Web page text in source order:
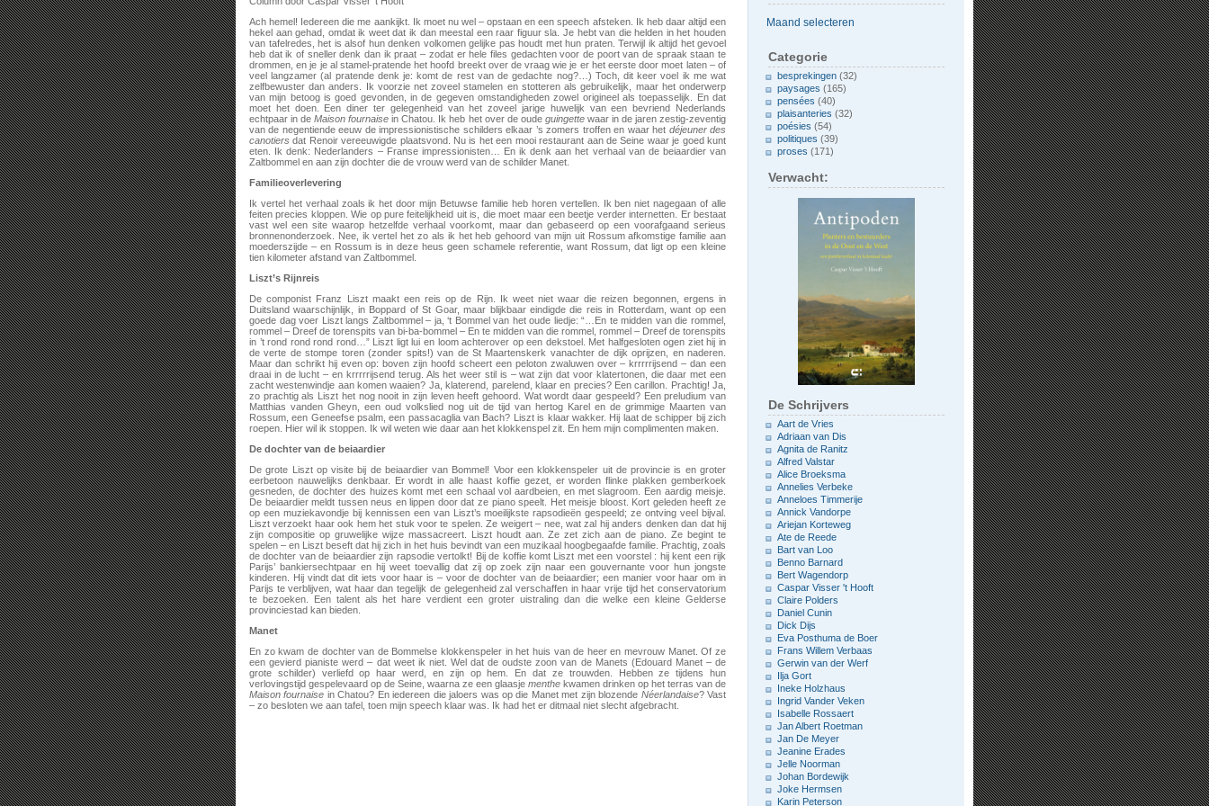
Ach hemel! Iedereen die me aankijkt. Ik moet nu wel – opstaan en een speech afsteken. Ik heb daar altijd een
hekel aan gehad, omdat ik weet dat ik dan meestal een raar figuur sla. Je hebt van die helden in het houden
van tafelredes, het is alsof hun denken volkomen gelijke pas houdt met hun praten. Terwijl ik altijd het gevoel
heb dat ik of sneller denk dan ik praat – zodat er hele files gedachten voor de poort van de spraak staan te
drommen, en je je al stamel-pratende het hoofd breekt over de vraag wie je er het eerste door moet laten – of
veel langzamer (al pratende denk je: komt de rest van de gedachte nog?…) Toch, dit keer voel ik me wat
zelfbewuster dan anders. Ik voorzie net zoveel stamelen en stotteren als gebruikelijk, maar het onderwerp
van mijn betoog is goed gevonden, in de gegeven omstandigheden zowel origineel als toepasselijk. En dat
moet het doen. Een diner ter gelegenheid van het zoveel jarige huwelijk van een bevriend Nederlands
echtpaar in de Maison fournaise in Chatou. Ik heb het over de oude guingettewaar in de jaren zestig-zeventig
van de negentiende eeuw de impressionistische schilders elkaar ’s zomers troffen en waar het déjeuner des
canotiers dat Renoir vereeuwigde plaatsvond. Nu is het een mooi restaurant aan de Seine waar je goed kunt
eten. Ik denk: Nederlanders – Franse impressionisten… En ik denk aan het verhaal van de beiaardier van
Zaltbommel en aan zijn dochter die de vrouw werd van de schilder Manet.
Familieoverlevering
Ik vertel het verhaal zoals ik het door mijn Betuwse familie heb horen vertellen. Ik ben niet nagegaan of alle
feiten precies kloppen. Wie op pure feitelijkheid uit is, die moet maar een beetje verder internetten. Er bestaat
vast wel een site waarop hetzelfde verhaal voorkomt, maar dan gebaseerd op een voorafgaand serieus
bronnenonderzoek. Nee, ik vertel het zo als ik het heb gehoord van mijn uit Rossum afkomstige familie aan
moederszijde – en Rossum is in deze heus geen schamele referentie, want Rossum, dat ligt op een kleine
tien kilometer afstand van Zaltbommel.
Liszt’s Rijnreis
De componist Franz Liszt maakt een reis op de Rijn. Ik weet niet waar die reizen begonnen, ergens in
Duitsland waarschijnlijk, in Boppard of St Goar, maar blijkbaar eindigde die reis in Rotterdam, want op een
goede dag voer Liszt langs Zaltbommel – ja, ‘t Bommel van het oude liedje: “…En te midden van die rommel,
rommel – Dreef de torenspits van bi-ba-bommel – En te midden van die rommel, rommel – Dreef de torenspits
in ’t rond rond rond rond…” Liszt ligt lui en loom achterover op een dekstoel. Met halfgesloten ogen ziet hij in
de verte de stompe toren (zonder spits!) van de St Maartenskerk vanachter de dijk oprijzen, en naderen.
Maar dan schrikt hij even op: boven zijn hoofd scheert een peloton zwaluwen over – krrrrrijsend – dan een
draai in de lucht – en krrrrrijsend terug. Als het weer stil is – wat zijn dat voor klatertonen, die daar met een
zacht westenwindje aan komen waaien? Ja, klaterend, parelend, klaar en precies? Een carillon. Prachtig! Ja,
zo prachtig als Liszt het nog nooit in zijn leven heeft gehoord. Wat wordt daar gespeeld? Een preludium van
Matthias vanden Gheyn, een oud volkslied nog uit de tijd van hertog Karel en de grimmige Maarten van
Rossum, een Geneefse psalm, een passacaglia van Bach? Liszt is klaar wakker. Hij laat de schipper bij zich
roepen. Hier wil ik stoppen. Ik wil weten wie daar aan het klokkenspel zit. En hem mijn complimenten maken.
De dochter van de beiaardier
De grote Liszt op visite bij de beiaardier van Bommel! Voor een klokkenspeler uit de provincie is en groter
eerbetoon nauwelijks denkbaar. Er wordt in alle haast koffie gezet, er worden flinke plakken gemberkoek
gesneden, de dochter des huizes komt met een schaal vol aardbeien, en met slagroom. Een aardig meisje.
De beiaardier meldt tussen neus en lippen door dat ze piano speelt. Het meisje bloost. Kort geleden heeft ze
op een muziekavondje bij kennissen een van Liszt’s moeilijkste rapsodieën gespeeld; ze ontving veel bijval.
Liszt verzoekt haar ook hem het stuk voor te spelen. Ze weigert – nee, wat zal hij anders denken dan dat hij
zijn compositie op gruwelijke wijze massacreert. Liszt houdt aan. Ze zet zich aan de piano. Ze begint te
spelen – en Liszt beseft dat hij zich in het huis bevindt van een muzikaal hoogbegaafde familie. Prachtig, zoals
de dochter van de beiaardier zijn rapsodie vertolkt! Bij de koffie komt Liszt met een voorstel : hij kent een rijk
Parijs’ bankiersechtpaar en hij weet toevallig dat zij op zoek zijn naar een gouvernante voor hun jongste
kinderen. Hij vindt dat dit iets voor haar is – voor de dochter van de beiaardier; een manier voor haar om in
Parijs te verblijven, wat haar dan tegelijk de gelegenheid zal verschaffen in haar vrije tijd het conservatorium
te bezoeken. Een talent als het hare verdient een groter uistraling dan die welke een kleine Gelderse
provinciestad kan bieden.
Manet
En zo kwam de dochter van de Bommelse klokkenspeler in het huis van de heer en mevrouw Manet. Of ze
een gevierd pianiste werd – dat weet ik niet. Wel dat de oudste zoon van de Manets (Edouard Manet – de
grote schilder) verliefd op haar werd, en zijn op hem. En dat ze trouwden. Hebben ze tijdens hun
verlovingstijd gespelevaard op de Seine, waarna ze een glaasje menthe kwamen drinken op het terras van de
Maison fournaise in Chatou? En iedereen die jaloers was op die Manet met zijn blozende Néerlandaise? Vast
– zo besloten we aan tafel, toen mijn speech klaar was. Ik had het er ditmaal niet slecht afgebracht.
Categorie
besprekingen (32)
paysages (165)
pensées (40)
plaisanteries (32)
poésies (54)
politiques (39)
proses (171)
Verwacht:
De Schrijvers
Aart de Vries
Adriaan van Dis
Agnita de Ranitz
Alfred Valstar
Alice Broeksma
Annelies Verbeke
Anneloes Timmerije
Annick Vandorpe
Ariejan Korteweg
Ate de Reede
Bart van Loo
Benno Barnard
Bert Wagendorp
Caspar Visser 't Hooft
Claire Polders
Daniel Cunin
Dick Dijs
Eva Posthuma de Boer
Frans Willem Verbaas
Gerwin van der Werf
Ilja Gort
Ineke Holzhaus
Ingrid Vander Veken
Isabelle Rossaert
Jan Albert Roetman
Jan De Meyer
Jeanine Erades
Jelle Noorman
Johan Bordewijk
Joke Hermsen
Karin Peterson